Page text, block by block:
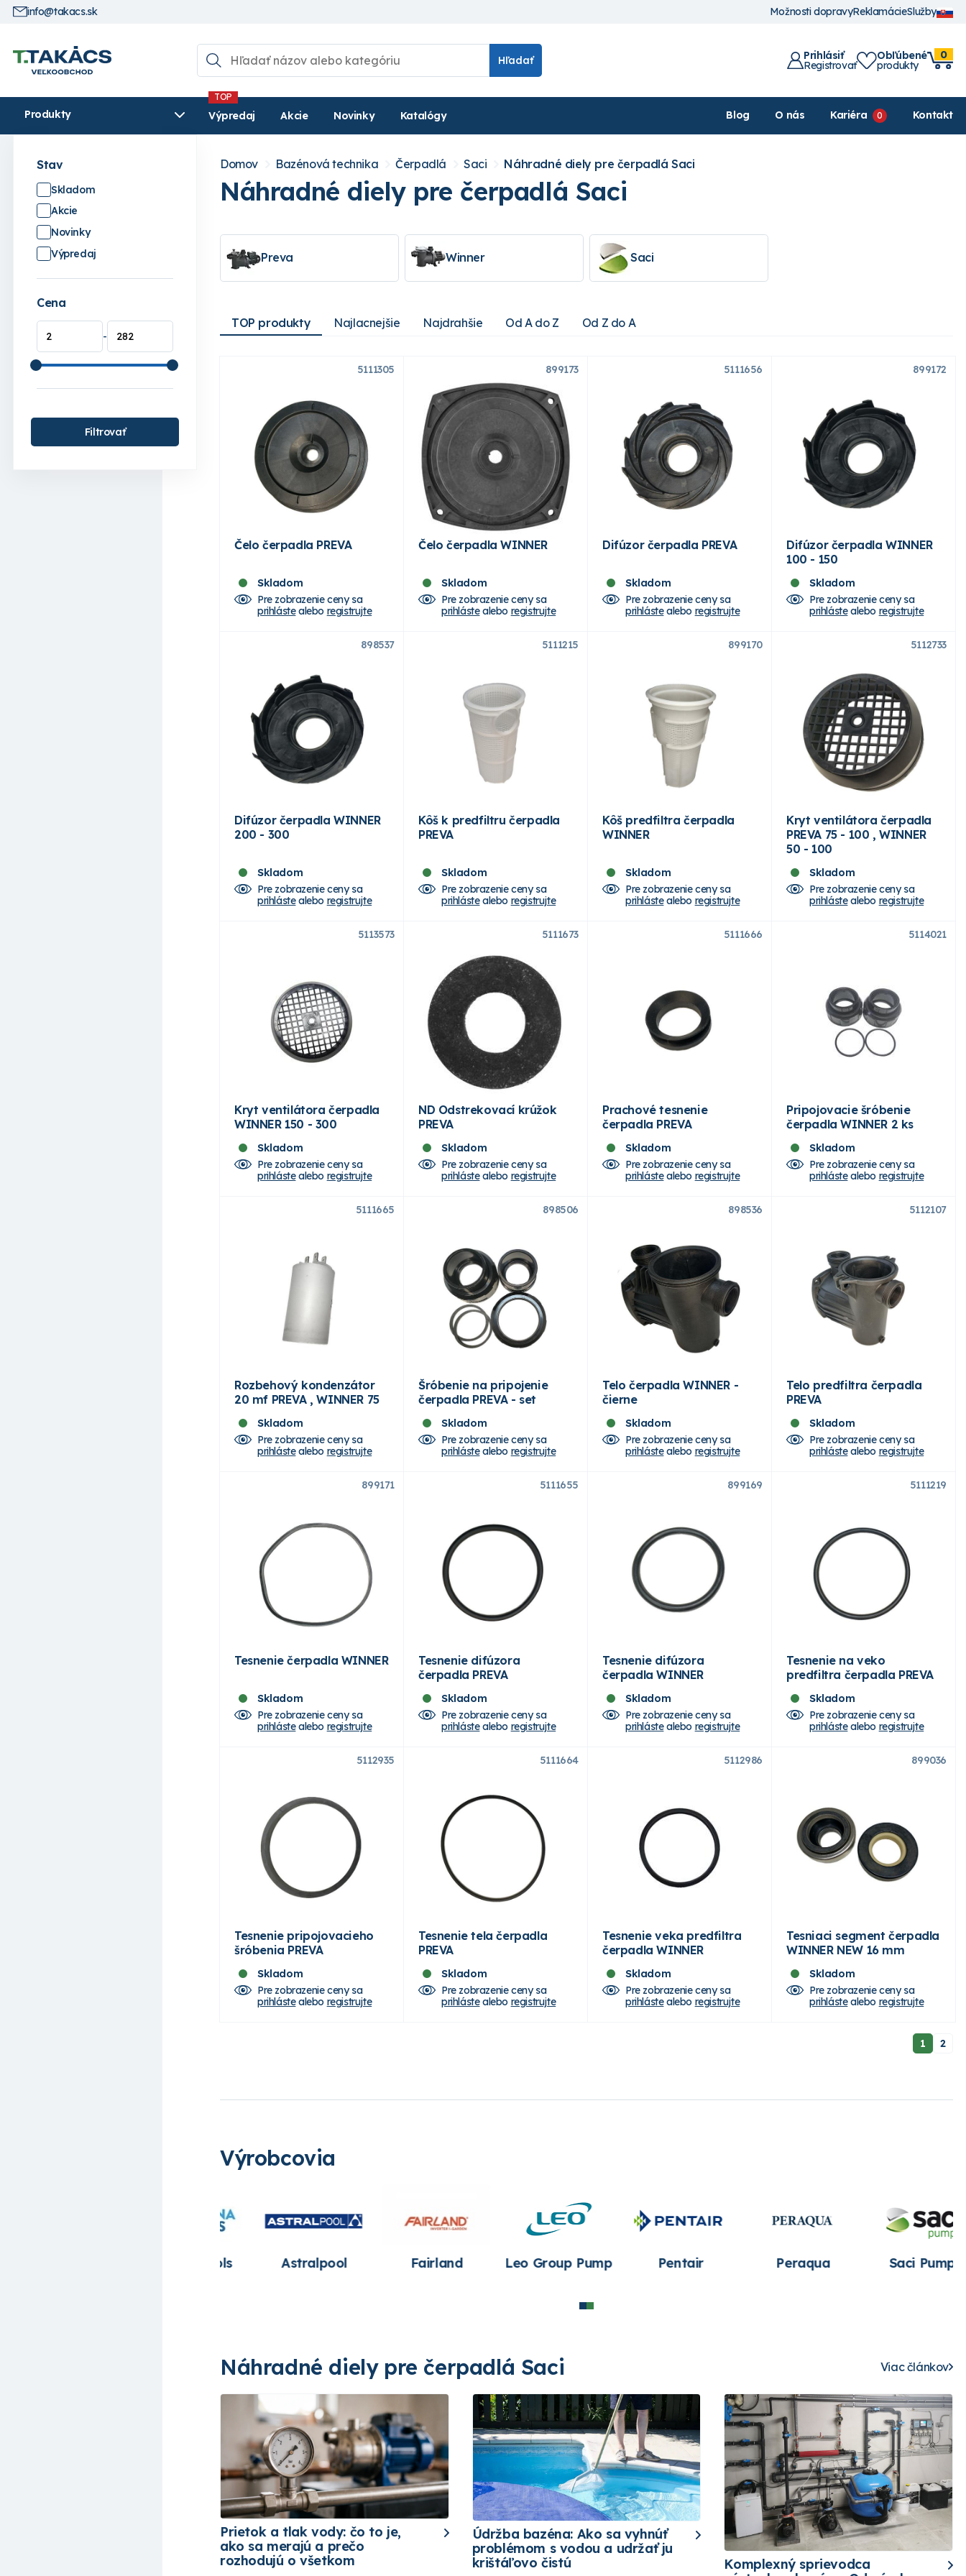
info@takacs.sk Možnosti dopravyReklamácieSlužby
Hľadať Prihlásiť
Registrovať
Obľúbené
produkty
0
Produkty Výpredaj Akcie Novinky Katalógy Blog O nás Kariéra Kontakt
Stav
Skladom
Akcie
Novinky
Výpredaj
Cena
-
Filtrovať
Domov Bazénová technika Čerpadlá Saci Náhradné diely pre čerpadlá Saci
Náhradné diely pre čerpadlá Saci
Preva Winner Saci
TOP produkty Najlacnejšie Najdrahšie Od A do Z Od Z do A
5111305
Čelo čerpadla PREVA
Skladom
Pre zobrazenie ceny sa
prihlástealebo registrujte
899173
Čelo čerpadla WINNER
Skladom
Pre zobrazenie ceny sa
prihlástealebo registrujte
5111656
Difúzor čerpadla PREVA
Skladom
Pre zobrazenie ceny sa
prihlástealebo registrujte
899172
Difúzor čerpadla WINNER
100 - 150
Skladom
Pre zobrazenie ceny sa
prihlástealebo registrujte
898537
Difúzor čerpadla WINNER
200 - 300
Skladom
Pre zobrazenie ceny sa
prihlástealebo registrujte
5111215
Kôš k predfiltru čerpadla
PREVA
Skladom
Pre zobrazenie ceny sa
prihlástealebo registrujte
899170
Kôš predfiltra čerpadla
WINNER
Skladom
Pre zobrazenie ceny sa
prihlástealebo registrujte
5112733
Kryt ventilátora čerpadla
PREVA 75 - 100 , WINNER
50 - 100
Skladom
Pre zobrazenie ceny sa
prihlástealebo registrujte
5113573
Kryt ventilátora čerpadla
WINNER 150 - 300
Skladom
Pre zobrazenie ceny sa
prihlástealebo registrujte
5111673
ND Odstrekovací krúžok
PREVA
Skladom
Pre zobrazenie ceny sa
prihlástealebo registrujte
5111666
Prachové tesnenie
čerpadla PREVA
Skladom
Pre zobrazenie ceny sa
prihlástealebo registrujte
5114021
Pripojovacie šróbenie
čerpadla WINNER 2 ks
Skladom
Pre zobrazenie ceny sa
prihlástealebo registrujte
5111665
Rozbehový kondenzátor
20 mf PREVA , WINNER 75
Skladom
Pre zobrazenie ceny sa
prihlástealebo registrujte
898506
Šróbenie na pripojenie
čerpadla PREVA - set
Skladom
Pre zobrazenie ceny sa
prihlástealebo registrujte
898536
Telo čerpadla WINNER -
čierne
Skladom
Pre zobrazenie ceny sa
prihlástealebo registrujte
5112107
Telo predfiltra čerpadla
PREVA
Skladom
Pre zobrazenie ceny sa
prihlástealebo registrujte
899171
Tesnenie čerpadla WINNER
Skladom
Pre zobrazenie ceny sa
prihlástealebo registrujte
5111655
Tesnenie difúzora
čerpadla PREVA
Skladom
Pre zobrazenie ceny sa
prihlástealebo registrujte
899169
Tesnenie difúzora
čerpadla WINNER
Skladom
Pre zobrazenie ceny sa
prihlástealebo registrujte
5111219
Tesnenie na veko
predfiltra čerpadla PREVA
Skladom
Pre zobrazenie ceny sa
prihlástealebo registrujte
5112935
Tesnenie pripojovacieho
šróbenia PREVA
Skladom
Pre zobrazenie ceny sa
prihlástealebo registrujte
5111664
Tesnenie tela čerpadla
PREVA
Skladom
Pre zobrazenie ceny sa
prihlástealebo registrujte
5112986
Tesnenie veka predfiltra
čerpadla WINNER
Skladom
Pre zobrazenie ceny sa
prihlástealebo registrujte
899036
Tesniaci segment čerpadla
WINNER NEW 16 mm
Skladom
Pre zobrazenie ceny sa
prihlástealebo registrujte
1 2
Výrobcovia
Astralpool Fairland Leo Group Pump Pentair Peraqua Saci Pumps Speck
Náhradné diely pre čerpadlá Saci Viac článkov
Prietok a tlak vody: čo to je,
ako sa merajú a prečo
rozhodujú o všetkom
Údržba bazéna: Ako sa vyhnúť
problémom s vodou a udržať ju
krištáľovo čistú
Komplexný sprievodca